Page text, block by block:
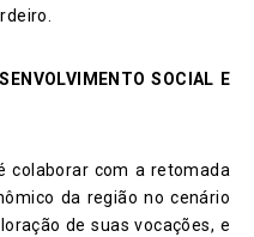
SOCIAL E
colaborar com a retomada
da região no cenário
de suas vocações, e